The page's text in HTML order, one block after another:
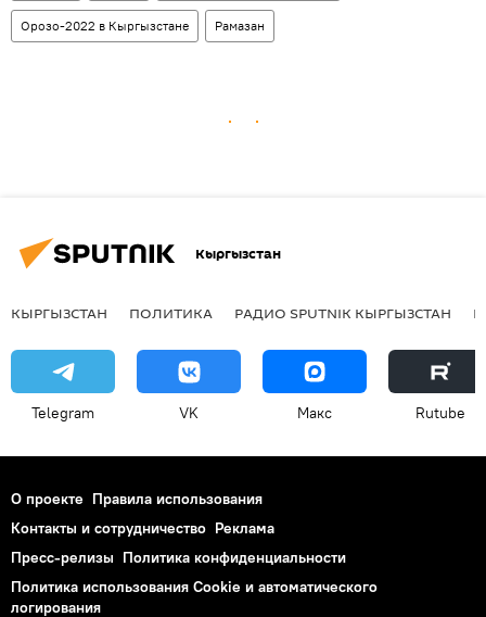
Орозо-2022 в Кыргызстане Рамазан
Кыргызстан
КЫРГЫЗСТАН ПОЛИТИКА РАДИО SPUTNIK КЫРГЫЗСТАН
Telegram VK Макс Rutube
О проекте Правила использования
Контакты и сотрудничество Реклама
Пресс-релизы Политика конфиденциальности
Политика использования Cookie и автоматического
логирования